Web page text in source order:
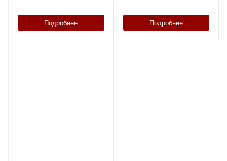
Подробнее Подробнее